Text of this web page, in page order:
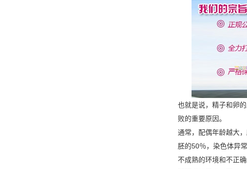
也就是说，精子和卵
败的重要原因。
通常，配偶年龄越大
胚的50％，染色体异
不成熟的环境和不正